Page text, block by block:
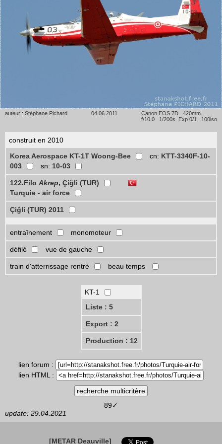
auteur : Stéphane Pichard 04.06.2011
Canon EOS 7D 420mm
f/10.0 1/200s Exp 0/1 100iso
construit en 2010
Korea Aerospace KT-1T Woong-Bee
cn: KTT-3340F-10-
003
sn: 10-03
122.Filo Akrep, Çiğli (TUR)
Turquie - air force
Çiğli (TUR) 2011
entraînement monomoteur
défilé vue de gauche
train d'atterrissage rentré beau temps
KT-1
Liste : 5
Export : 2
Production : 12
lien forum :
lien HTML :
89✓
update: 29.04.2021
[METAR Deauville]